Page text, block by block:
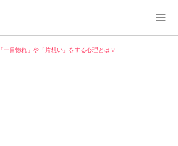
「一目惚れ」や「片想い」をする心理とは？